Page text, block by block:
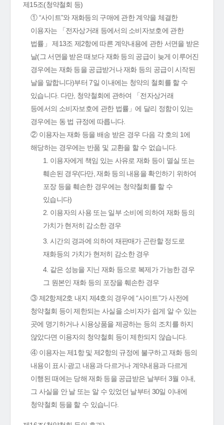
제15조(청약철회 등)
① “사이트”와 재화등의 구매에 관한 계약을 체결한
이용자는 「전자상거래 등에서의 소비자보호에 관한
법률」 제13조 제2항에 따른 계약내용에 관한 서면을 받은
날(그 서면을 받은 때보다 재화 등의 공급이 늦게 이루어진
경우에는 재화 등을 공급받거나 재화 등의 공급이 시작된
날을 말합니다)부터 7일 이내에는 청약의 철회를 할 수
있습니다. 다만, 청약철회에 관하여 「전자상거래
등에서의 소비자보호에 관한 법률」에 달리 정함이 있는
경우에는 동 법 규정에 따릅니다.
② 이용자는 재화 등을 배송 받은 경우 다음 각 호의 1에
해당하는 경우에는 반품 및 교환을 할 수 없습니다.
1. 이용자에게 책임 있는 사유로 재화 등이 멸실 또는
훼손된 경우(다만, 재화 등의 내용을 확인하기 위하여
포장 등을 훼손한 경우에는 청약철회를 할 수
있습니다)
2. 이용자의 사용 또는 일부 소비에 의하여 재화 등의
가치가 현저히 감소한 경우
3. 시간의 경과에 의하여 재판매가 곤란할 정도로
재화등의 가치가 현저히 감소한 경우
4. 같은 성능을 지닌 재화 등으로 복제가 가능한 경우
그 원본인 재화 등의 포장을 훼손한 경우
③ 제2항제2호 내지 제4호의 경우에 “사이트”가 사전에
청약철회 등이 제한되는 사실을 소비자가 쉽게 알 수 있는
곳에 명기하거나 시용상품을 제공하는 등의 조치를 하지
않았다면 이용자의 청약철회 등이 제한되지 않습니다.
④ 이용자는 제1항 및 제2항의 규정에 불구하고 재화 등의
내용이 표시·광고 내용과 다르거나 계약내용과 다르게
이행된 때에는 당해 재화 등을 공급받은 날부터 3월 이내,
그 사실을 안 날 또는 알 수 있었던 날부터 30일 이내에
청약철회 등을 할 수 있습니다.